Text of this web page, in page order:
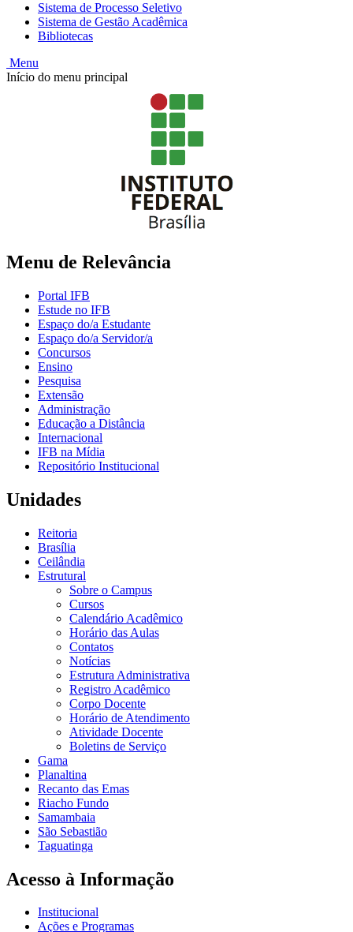
Sistema de Processo Seletivo
Sistema de Gestão Acadêmica
Bibliotecas
Menu
Início do menu principal
Menu de Relevância
Portal IFB
Estude no IFB
Espaço do/a Estudante
Espaço do/a Servidor/a
Concursos
Ensino
Pesquisa
Extensão
Administração
Educação a Distância
Internacional
IFB na Mídia
Repositório Institucional
Unidades
Reitoria
Brasília
Ceilândia
Estrutural
Sobre o Campus
Cursos
Calendário Acadêmico
Horário das Aulas
Contatos
Notícias
Estrutura Administrativa
Registro Acadêmico
Corpo Docente
Horário de Atendimento
Atividade Docente
Boletins de Serviço
Gama
Planaltina
Recanto das Emas
Riacho Fundo
Samambaia
São Sebastião
Taguatinga
Acesso à Informação
Institucional
Ações e Programas